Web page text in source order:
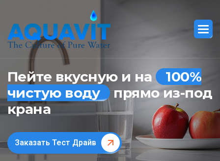
Пейте вкусную и на
100%
чистую воду прямо из-под
крана
Заказать Тест Драйв